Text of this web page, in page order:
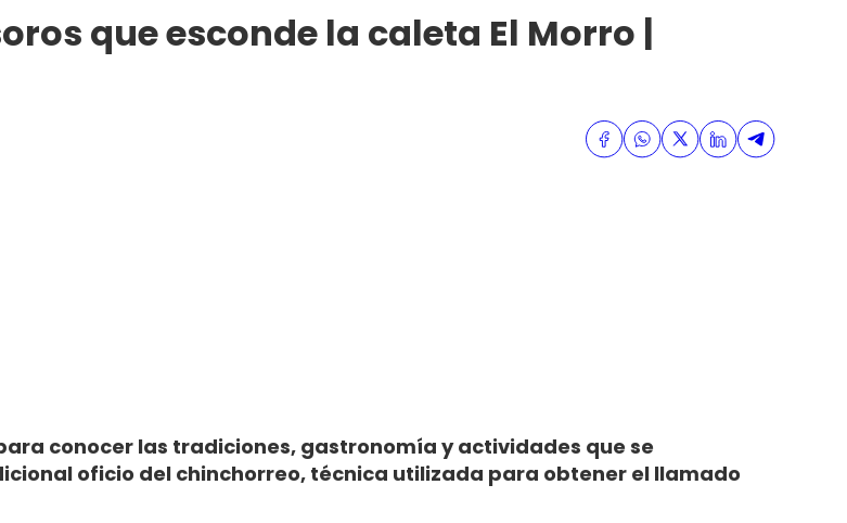
que esconde la caleta El Morro |
conocer las tradiciones, gastronomía y actividades que se
oficio del chinchorreo, técnica utilizada para obtener el llamado